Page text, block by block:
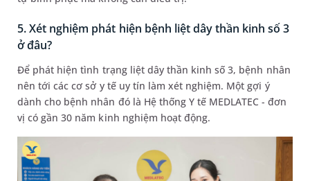
5. Xét nghiệm phát hiện bệnh liệt dây thần kinh số 3
ở đâu?
Để phát hiện tình trạng liệt dây thần kinh số 3, bệnh nhân
nên tới các cơ sở y tế uy tín làm xét nghiệm. Một gợi ý
dành cho bệnh nhân đó là Hệ thống Y tế MEDLATEC - đơn
vị có gần 30 năm kinh nghiệm hoạt động.